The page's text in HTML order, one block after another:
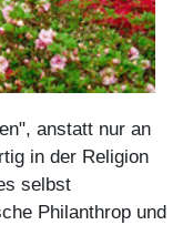
anstatt nur an
in der Religion
selbst
Philanthrop und